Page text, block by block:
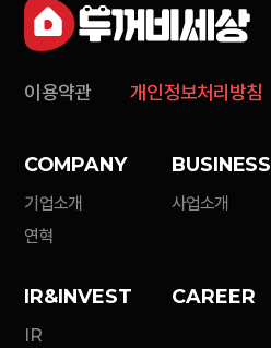
이용약관 개인정보처리방침
COMPANY
기업소개
연혁
BUSINESS
사업소개
IR&INVEST
IR
CAREER